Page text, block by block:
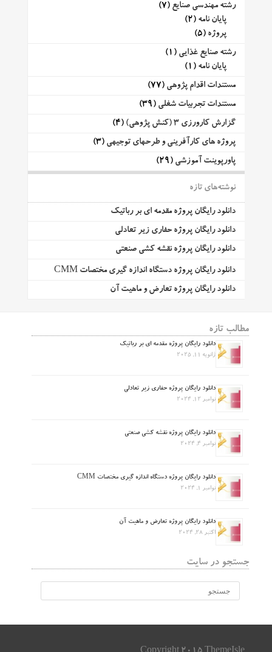
رشته مهندسی صنایع (7)
پایان نامه (2)
پروژه (5)
رشته صنایع غذایی (1)
پایان نامه (1)
مستندات اقدام پژوهی (77)
مستندات تجربیات شغلی (39)
گزارش کارورزی 3 (کنش پژوهی)
(4)
پروژه های کارآفرینی و طرحهای توجیهی (3)
پاورپوینت آموزشی (29)
نوشته‌های تازه
دانلود رایگان پروژه مقدمه ای بر رباتیک
دانلود رایگان پروژه حفاری زیر تعادلی
دانلود رایگان پروژه نقشه کشی صنعتی
دانلود رایگان پروژه دستگاه اندازه گیری مختصات CMM
دانلود رایگان پروژه تعارض و ماهیت آن
مطالب تازه
دانلود رایگان پروژه مقدمه ای بر رباتیک
ژانویه 11, 2025
دانلود رایگان پروژه حفاری زیر تعادلی
نوامبر 12, 2024
دانلود رایگان پروژه نقشه کشی صنعتی
نوامبر 4, 2024
دانلود رایگان پروژه دستگاه اندازه گیری مختصات CMM
نوامبر 1, 2024
دانلود رایگان پروژه تعارض و ماهیت آن
اکتبر 28, 2024
جستجو در سایت